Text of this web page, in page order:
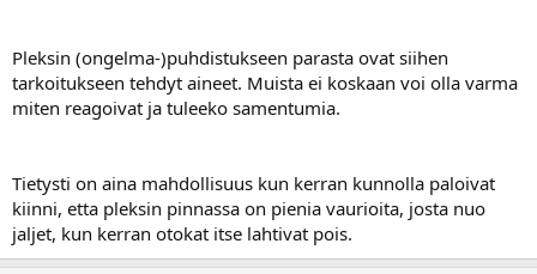
Pleksin (ongelma-)puhdistukseen parasta ovat siihen
tarkoitukseen tehdyt aineet. Muista ei koskaan voi olla varma
miten reagoivat ja tuleeko samentumia.
Tietysti on aina mahdollisuus kun kerran kunnolla paloivat
kiinni, etta pleksin pinnassa on pienia vaurioita, josta nuo
jaljet, kun kerran otokat itse lahtivat pois.